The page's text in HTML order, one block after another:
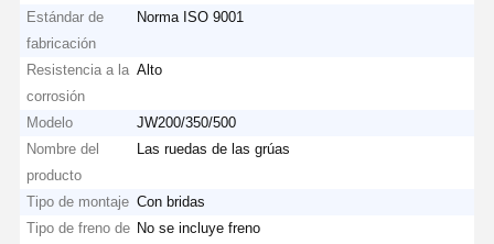
Estándar de
fabricación
Norma ISO 9001
Resistencia a la
corrosión
Alto
Modelo
JW200/350/500
Nombre del
producto
Las ruedas de las grúas
Tipo de montaje Con bridas
Tipo de freno de No se incluye freno